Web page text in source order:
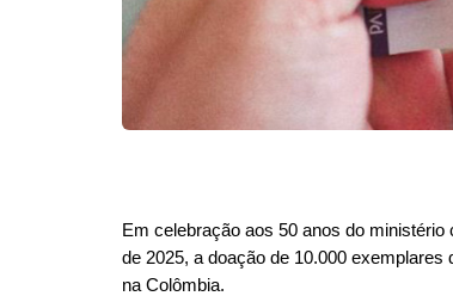
Em celebração aos 50 anos do
de 2025, a doação de 10.000 exemplares
na Colômbia.